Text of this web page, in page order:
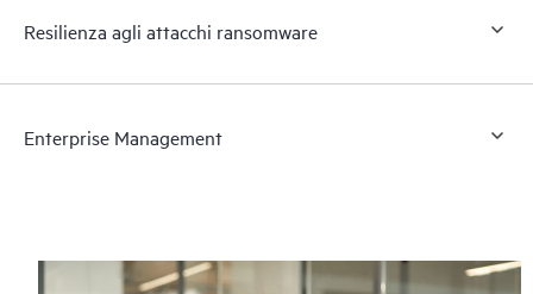
Resilienza agli attacchi ransomware
Enterprise Management